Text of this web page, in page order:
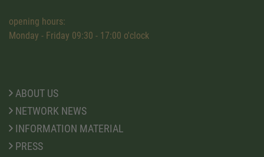
opening hours:
Monday - Friday 09:30 - 17:00 o'clock
ABOUT US
NETWORK NEWS
INFORMATION MATERIAL
PRESS